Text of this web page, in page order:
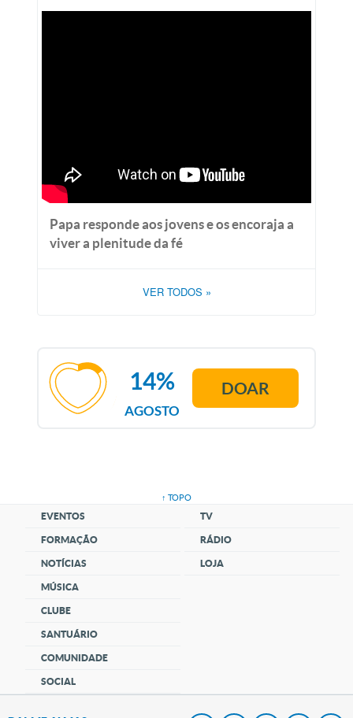
Papa responde aos jovens e os encoraja a
viver a plenitude da fé
VER TODOS »
AGOSTO
14% DOAR
↑ TOPO
EVENTOS
FORMAÇÃO
NOTÍCIAS
MÚSICA
CLUBE
SANTUÁRIO
COMUNIDADE
SOCIAL
TV
RÁDIO
LOJA